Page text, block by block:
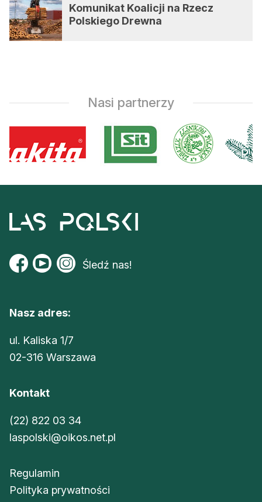
Komunikat Koalicji na Rzecz
Polskiego Drewna
Nasi partnerzy
Śledź nas!
Nasz adres:
ul. Kaliska 1/7
02-316 Warszawa
Kontakt
(22) 822 03 34
laspolski@oikos.net.pl
Regulamin
Polityka prywatności